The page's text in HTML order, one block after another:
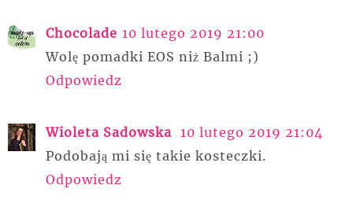
Chocolade 10 lutego 2019 21:00
Wolę pomadki EOS niż Balmi ;)
Odpowiedz
Wioleta Sadowska 10 lutego 2019 21:04
Podobają mi się takie kosteczki.
Odpowiedz